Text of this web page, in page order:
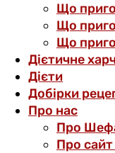
Що
Що
Що
Дієтичне
Дієти
Добірки
Про нас
Про
Про